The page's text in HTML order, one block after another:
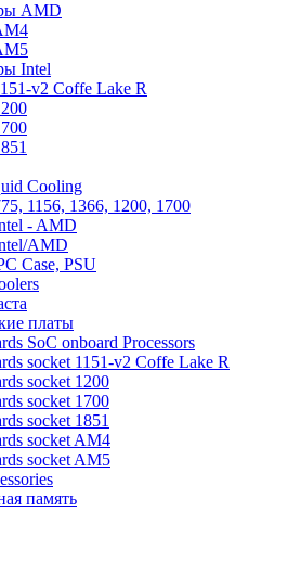
AMD
Intel
v2 Coffe Lake R
Cooling
1156, 1366, 1200, 1700
- AMD
AMD
Case, PSU
платы
SoC onboard Processors
socket 1151-v2 Coffe Lake R
socket 1200
socket 1700
socket 1851
socket AM4
socket AM5
память